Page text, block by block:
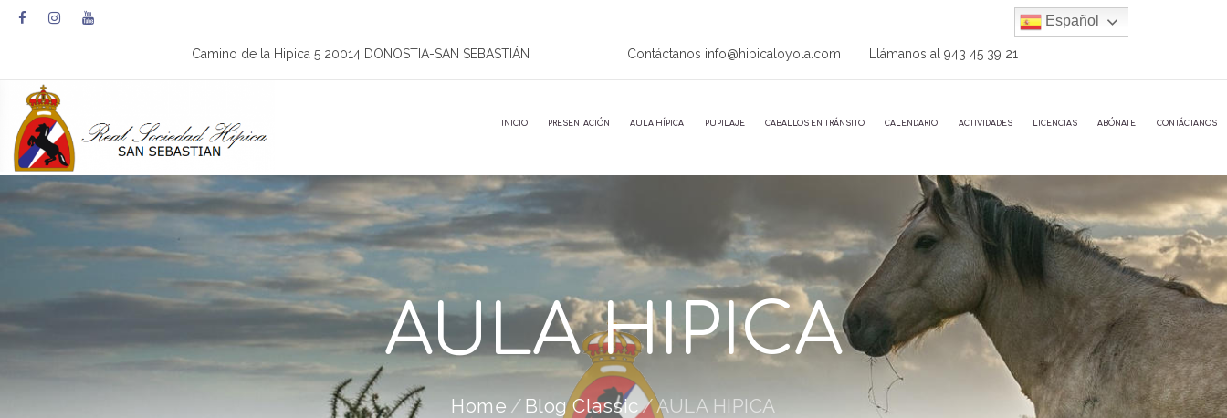
Camino de la Hipica 5 20014 DONOSTIA-SAN SEBASTIÁN Contáctanos info@hipicaloyola.com Llámanos al943 45 39 21
INICIO PRESENTACIÓN AULA HÍPICA PUPILAJE CABALLOS EN TRÁNSITO CALENDARIO ACTIVIDADES LICENCIAS ABÓNATE CONTÁCTANOS
AULA HIPICA
Home Blog Classic AULA HIPICA
Español